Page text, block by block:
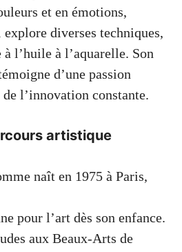
et en émotions,
diverses techniques,
l’huile à l’aquarelle. Son
d’une passion
l’innovation constante.
artistique
naît en 1975 à Paris,
pour l’art dès son enfance.
aux Beaux-Arts de